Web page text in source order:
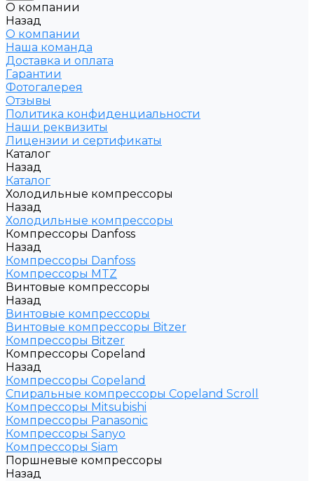
О компании
Назад
О компании
Наша команда
Доставка и оплата
Гарантии
Фотогалерея
Отзывы
Политика конфиденциальности
Наши реквизиты
Лицензии и сертификаты
Каталог
Назад
Каталог
Холодильные компрессоры
Назад
Холодильные компрессоры
Компрессоры Danfoss
Назад
Компрессоры Danfoss
Компрессоры MTZ
Винтовые компрессоры
Назад
Винтовые компрессоры
Винтовые компрессоры Bitzer
Компрессоры Bitzer
Компрессоры Copeland
Назад
Компрессоры Copeland
Спиральные компрессоры Copeland Scroll
Компрессоры Mitsubishi
Компрессоры Panasonic
Компрессоры Sanyo
Компрессоры Siam
Поршневые компрессоры
Назад